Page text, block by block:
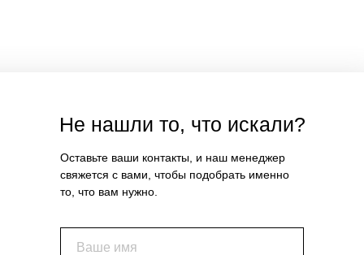
Ваше имя
Не нашли то, что искали?
Оставьте ваши контакты, и наш менеджер
свяжется с вами, чтобы подобрать именно
то, что вам нужно.